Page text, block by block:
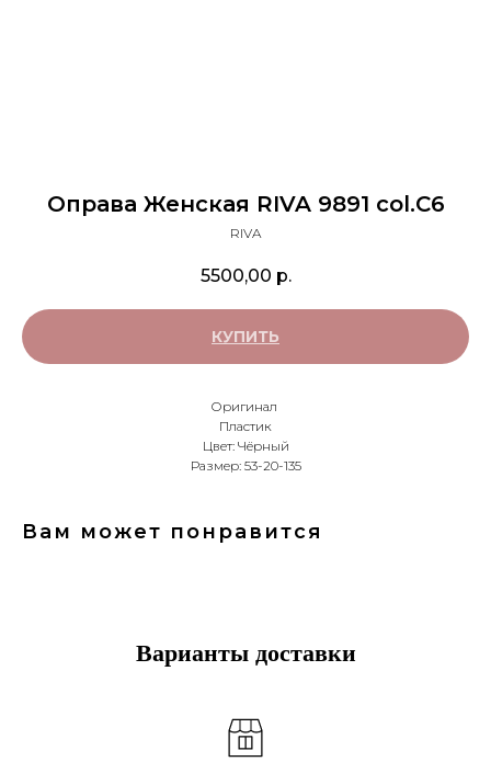
Оправа Женская RIVA 9891 col.С6
RIVA
5500,00 р.
КУПИТЬ
Оригинал
Пластик
Цвет: Чёрный
Размер: 53-20-135
Вам может понравится
Варианты доставки